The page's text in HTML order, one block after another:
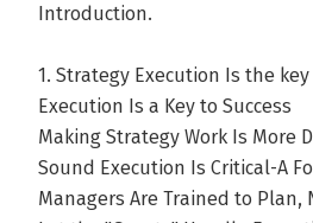
Introduction.
1. Strategy Execution Is the key
Execution Is a Key to Success
Making Strategy Work Is More
Sound Execution Is Critical-A
Managers Are Trained to Plan,